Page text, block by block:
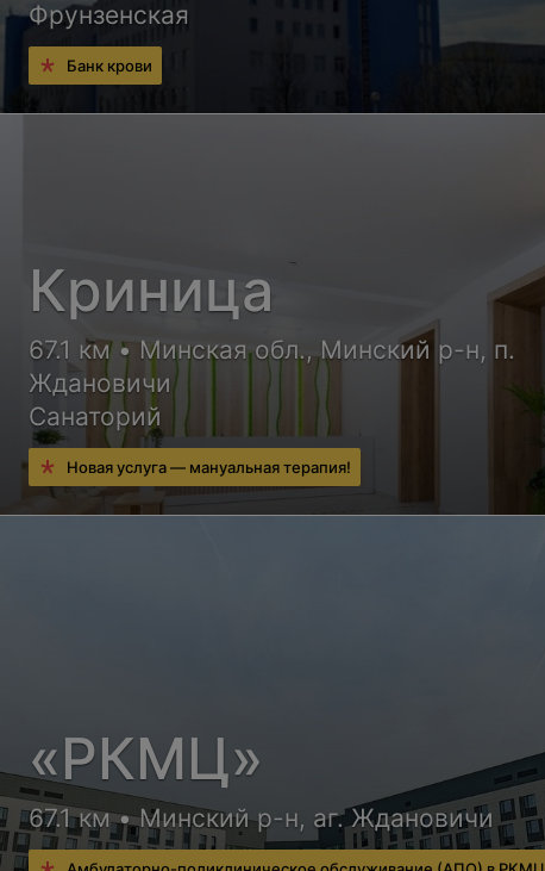
Фрунзенская
Банк крови
Криница
67.1 км • Минская обл., Минский р-н, п.
Ждановичи
Санаторий
Новая услуга — мануальная терапия!
«РКМЦ»
67.1 км • Минский р-н, аг. Ждановичи